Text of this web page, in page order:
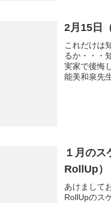
2月15日
これだけは
るか・・・
実家で後悔
能美和泉先
１月のス
RollUp）
あけまして
RollUpのス